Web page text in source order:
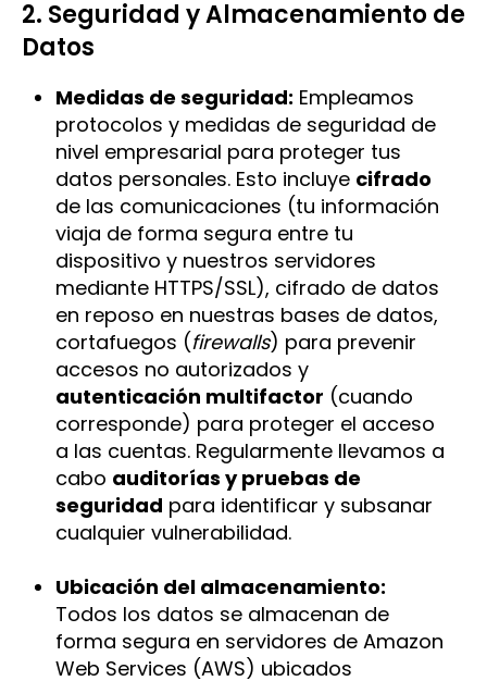
2. Seguridad y Almacenamiento de
Datos
Medidas de seguridad: Empleamos
protocolos y medidas de seguridad de
nivel empresarial para proteger tus
datos personales. Esto incluye cifrado
de las comunicaciones (tu información
viaja de forma segura entre tu
dispositivo y nuestros servidores
mediante HTTPS/SSL), cifrado de datos
en reposo en nuestras bases de datos,
cortafuegos (firewalls) para prevenir
accesos no autorizados y
autenticación multifactor (cuando
corresponde) para proteger el acceso
a las cuentas. Regularmente llevamos a
cabo auditorías y pruebas de
seguridad para identificar y subsanar
cualquier vulnerabilidad.
Ubicación del almacenamiento:
Todos los datos se almacenan de
forma segura en servidores de Amazon
Web Services (AWS) ubicados